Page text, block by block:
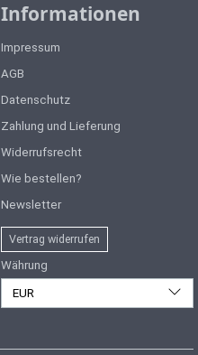
Informationen
Impressum
AGB
Datenschutz
Zahlung und Lieferung
Widerrufsrecht
Wie bestellen?
Newsletter
Vertrag widerrufen
Währung
EUR